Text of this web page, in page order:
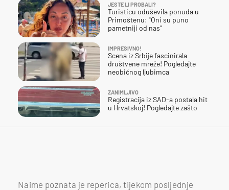
JESTE LI PROBALI?
Turisticu oduševila ponuda u
Primoštenu: "Oni su puno
pametniji od nas"
IMPRESIVNO!
Scena iz Srbije fascinirala
društvene mreže! Pogledajte
neobičnog ljubimca
ZANIMLJIVO
Registracija iz SAD-a postala hit
u Hrvatskoj! Pogledajte zašto
Naime poznata je reperica, tijekom posljednje